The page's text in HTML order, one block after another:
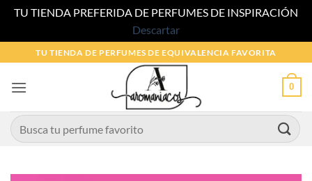
TU TIENDA PREFERIDA DE PERFUMES DE INSPIRACIÓN
Descartar
al
contenido
TU TIENDA DE PERFUMES DE EQUIVALENCIA FAVORITA
0
Buscar
por: